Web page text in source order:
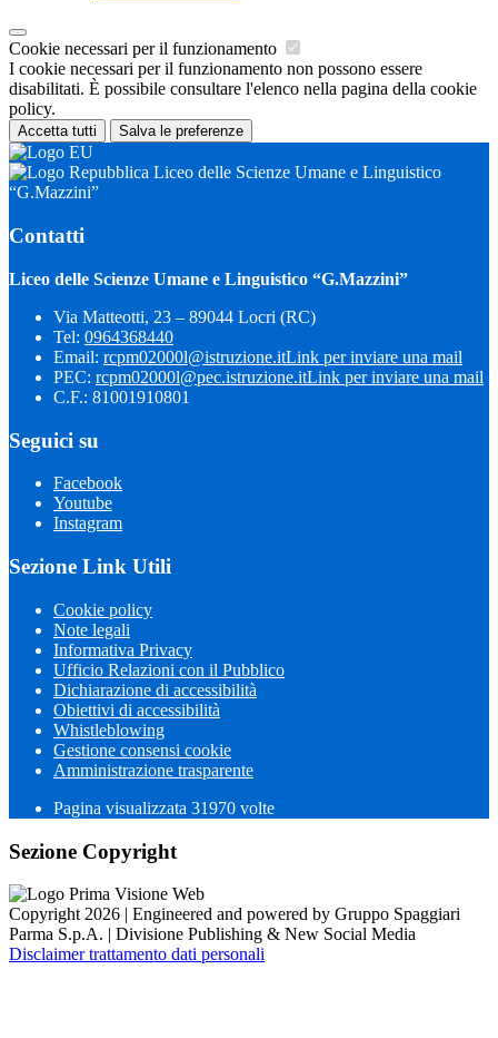
Cookie necessari per il funzionamento
I cookie necessari per il funzionamento non possono essere
disabilitati. È possibile consultare l'elenco nella pagina della cookie
policy.
Accetta tutti Salva le preferenze
Liceo delle Scienze Umane e Linguistico
“G.Mazzini”
Contatti
Liceo delle Scienze Umane e Linguistico “G.Mazzini”
Via Matteotti, 23 – 89044 Locri (RC)
Tel: 0964368440
Email: rcpm02000l@istruzione.itLink per inviare una mail
PEC: rcpm02000l@pec.istruzione.itLink per inviare una mail
C.F.: 81001910801
Seguici su
Facebook
Youtube
Instagram
Sezione Link Utili
Cookie policy
Note legali
Informativa Privacy
Ufficio Relazioni con il Pubblico
Dichiarazione di accessibilità
Obiettivi di accessibilità
Whistleblowing
Gestione consensi cookie
Amministrazione trasparente
Pagina visualizzata 31970 volte
Sezione Copyright
Copyright 2026 | Engineered and powered by Gruppo Spaggiari
Parma S.p.A. | Divisione Publishing & New Social Media
Disclaimer trattamento dati personali